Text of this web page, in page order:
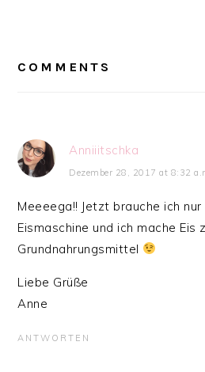
COMMENTS
Anniiitschka
Dezember 28, 2017 at 8:32
Meeeega!! Jetzt brauche ich
Eismaschine und ich mache Eis
Grundnahrungsmittel
Liebe Grüße
Anne
ANTWORTEN